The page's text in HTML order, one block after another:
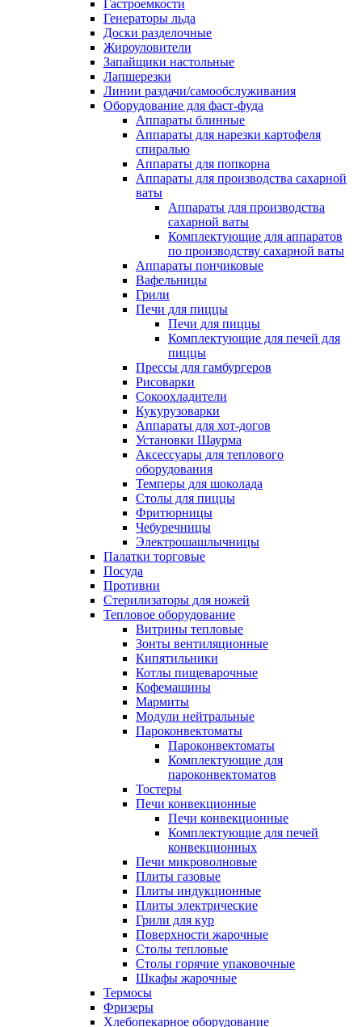
Гастроемкости
Генераторы льда
Доски разделочные
Жироуловители
Запайщики настольные
Лапшерезки
Линии раздачи/самообслуживания
Оборудование для фаст-фуда
Аппараты блинные
Аппараты для нарезки картофеля
спиралью
Аппараты для попкорна
Аппараты для производства сахарной
ваты
Аппараты для производства
сахарной ваты
Комплектующие для аппаратов
по производству сахарной ваты
Аппараты пончиковые
Вафельницы
Грили
Печи для пиццы
Печи для пиццы
Комплектующие для печей для
пиццы
Прессы для гамбургеров
Рисоварки
Сокоохладители
Кукурузоварки
Аппараты для хот-догов
Установки Шаурма
Аксессуары для теплового
оборудования
Темперы для шоколада
Столы для пиццы
Фритюрницы
Чебуречницы
Электрошашлычницы
Палатки торговые
Посуда
Противни
Стерилизаторы для ножей
Тепловое оборудование
Витрины тепловые
Зонты вентиляционные
Кипятильники
Котлы пищеварочные
Кофемашины
Мармиты
Модули нейтральные
Пароконвектоматы
Пароконвектоматы
Комплектующие для
пароконвектоматов
Тостеры
Печи конвекционные
Печи конвекционные
Комплектующие для печей
конвекционных
Печи микроволновые
Плиты газовые
Плиты индукционные
Плиты электрические
Грили для кур
Поверхности жарочные
Столы тепловые
Столы горячие упаковочные
Шкафы жарочные
Термосы
Фризеры
Хлебопекарное оборудование